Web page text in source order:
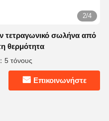
2/4
τετραγωνικό σωλήνα από
θερμότητα
5 τόνους
Επικοινωνήστε